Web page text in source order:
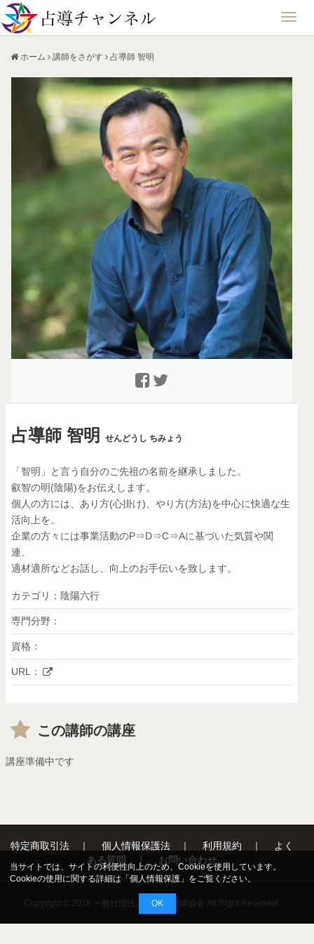
当サイトでは、サイトの利便性向上のため、Cookieを使用しています。
Cookieの使用に関する詳細は「個人情報保護 」をご覧ください。
OK
ホーム 講師をさがす 占導師 智明
占導師 智明 せんどうし ちみょう
「智明」と言う自分のご先祖の名前を継承しました。
叡智の明(陰陽)をお伝えします。
個人の方には、あり方(心掛け)、やり方(方法)を中心に快適な生
活向上を。
企業の方々には事業活動のP⇒D⇒C⇒Aに基づいた気質や関
連、
適材適所などお話し、向上のお手伝いを致します。
カテゴリ：陰陽六行
専門分野：
資格：
URL：
この講師の講座
講座準備中です
特定商取引法｜ 個人情報保護法｜ 利用規約 ｜
よく
ある質問
お問い合わせ
Copyright © 2018 一般社団法人 日本占導師協会 All Right Reserved.